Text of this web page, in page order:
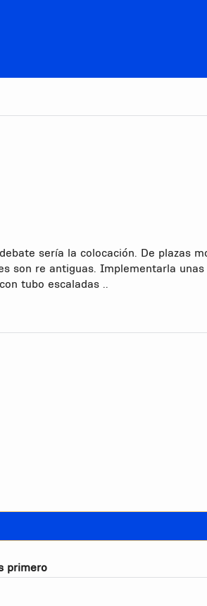
sería la colocación. De plazas
son re antiguas. Implementarla
tubo escaladas ..
primero